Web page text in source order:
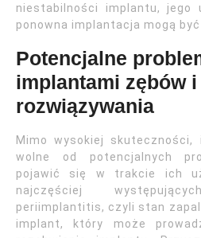
niestabilności implantu, jego
ponowna implantacja mogą
Potencjalne
implantami zębów
rozwiązywania
Mimo wysokiej
wolne od potencjalnych
pojawić się w trakcie ich
najczęściej
periimplantitis, czyli stan
implant, który może